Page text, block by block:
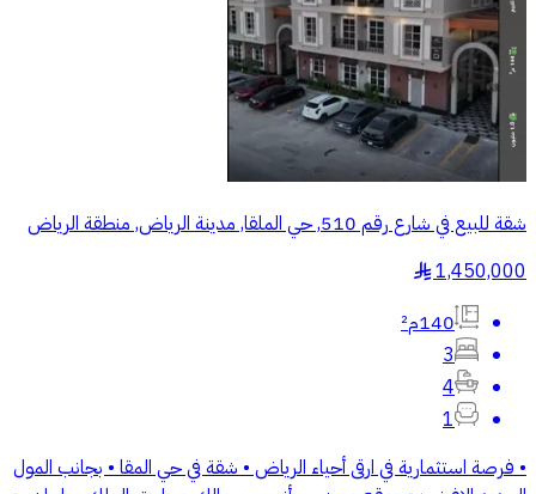
شقة للبيع في شارع رقم 510, حي الملقا, مدينة الرياض, منطقة الرياض
1,450,000
§
140م²
3
4
1
• فرصة استثمارية في ارقى أحياء الرياض • شقة في حي المقا • بجانب المول